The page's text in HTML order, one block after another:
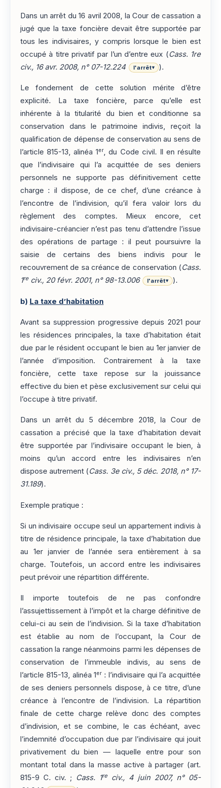
Dans un arrêt du 16 avril 2008, la Cour de cassation a
jugé que la taxe foncière devait être supportée par
tous les indivisaires, y compris lorsque le bien est
occupé à titre privatif par l’un d’entre eux (Cass. 1re
civ., 16 avr. 2008, n° 07-12.224
l'arrêt▾ ).
Le fondement de cette solution mérite d’être
explicité. La taxe foncière, parce qu’elle est
inhérente à la titularité du bien et conditionne sa
conservation dans le patrimoine indivis, reçoit la
qualification de dépense de conservation au sens de
l’article 815-13, alinéa 1er, du Code civil. Il en résulte
que l’indivisaire qui l’a acquittée de ses deniers
personnels ne supporte pas définitivement cette
charge : il dispose, de ce chef, d’une créance à
l’encontre de l’indivision, qu’il fera valoir lors du
règlement des comptes. Mieux encore, cet
indivisaire-créancier n’est pas tenu d’attendre l’issue
des opérations de partage : il peut poursuivre la
saisie de certains des biens indivis pour le
recouvrement de sa créance de conservation (Cass.
1re civ., 20 févr. 2001, n° 98-13.006 l'arrêt▾ ).
b) La taxe d’habitation
Avant sa suppression progressive depuis 2021 pour
les résidences principales, la taxe d’habitation était
due par le résident occupant le bien au 1er janvier de
l’année d’imposition. Contrairement à la taxe
foncière, cette taxe repose sur la jouissance
effective du bien et pèse exclusivement sur celui qui
l’occupe à titre privatif.
Dans un arrêt du 5 décembre 2018, la Cour de
cassation a précisé que la taxe d’habitation devait
être supportée par l’indivisaire occupant le bien, à
moins qu’un accord entre les indivisaires n’en
dispose autrement (Cass. 3e civ., 5 déc. 2018, n° 17-
31.189).
Exemple pratique :
Si un indivisaire occupe seul un appartement indivis à
titre de résidence principale, la taxe d’habitation due
au 1er janvier de l’année sera entièrement à sa
charge. Toutefois, un accord entre les indivisaires
peut prévoir une répartition différente.
Il importe toutefois de ne pas confondre
l’assujettissement à l’impôt et la charge définitive de
celui-ci au sein de l’indivision. Si la taxe d’habitation
est établie au nom de l’occupant, la Cour de
cassation la range néanmoins parmi les dépenses de
conservation de l’immeuble indivis, au sens de
l’article 815-13, alinéa 1 er : l’indivisaire qui l’a acquittée
de ses deniers personnels dispose, à ce titre, d’une
créance à l’encontre de l’indivision. La répartition
finale de cette charge relève donc des comptes
d’indivision, et se combine, le cas échéant, avec
l’indemnité d’occupation due par l’indivisaire qui jouit
privativement du bien — laquelle entre pour son
montant total dans la masse active à partager (art.
815-9 C. civ. ;
Cass. 1re
civ., 4 juin 2007, n° 05-